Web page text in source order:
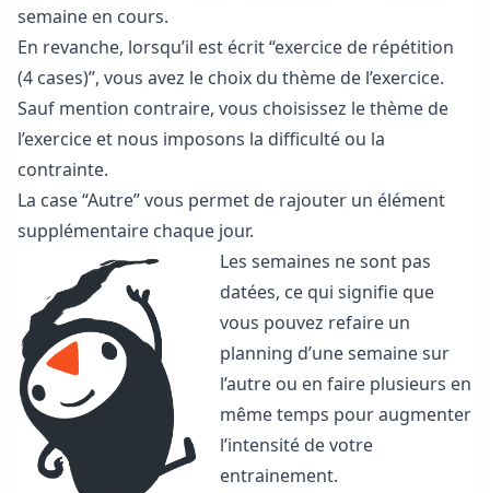
semaine en cours.
En revanche, lorsqu’il est écrit “exercice de répétition
(4 cases)”, vous avez le choix du thème de l’exercice.
Sauf mention contraire, vous choisissez le thème de
l’exercice et nous imposons la difficulté ou la
contrainte.
La case “Autre” vous permet de rajouter un élément
supplémentaire chaque jour.
Les semaines ne sont pas
datées, ce qui signifie que
vous pouvez refaire un
planning d’une semaine sur
l’autre ou en faire plusieurs en
même temps pour augmenter
l’intensité de votre
entrainement.